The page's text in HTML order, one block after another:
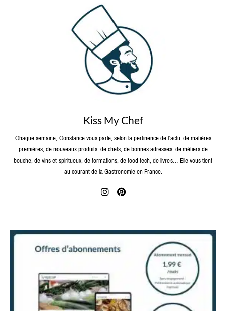
Kiss My Chef
Chaque semaine, Constance vous parle, selon la pertinence de l’actu, de matières
premières, de nouveaux produits, de chefs, de bonnes adresses, de métiers de
bouche, de vins et spiritueux, de formations, de food tech, de livres… Elle vous tient
au courant de la Gastronomie en France.